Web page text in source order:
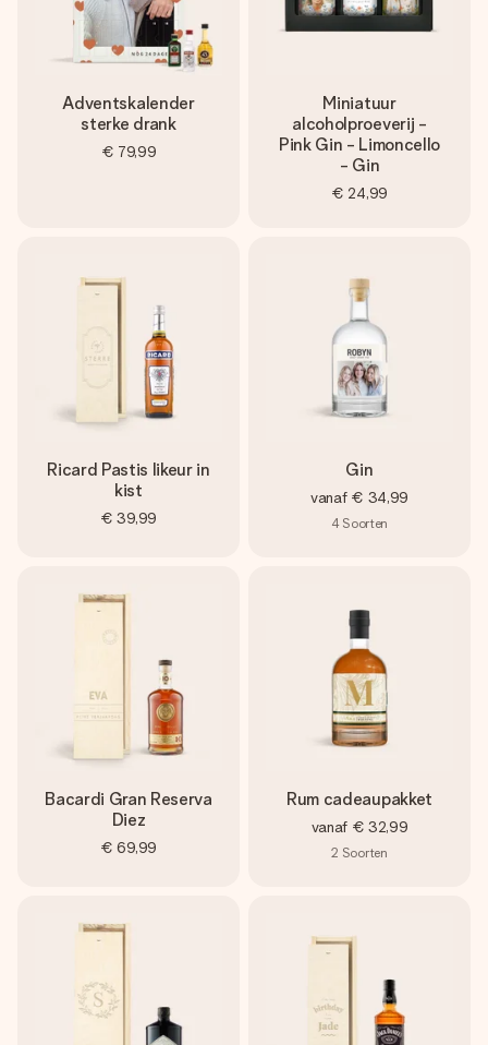
Adventskalender
sterke drank
€ 79,99
Miniatuur
alcoholproeverij -
Pink Gin - Limoncello
- Gin
€ 24,99
Ricard Pastis likeur in
kist
€ 39,99
Gin
vanaf € 34,99
4 Soorten
Bacardi Gran Reserva
Diez
€ 69,99
Rum cadeaupakket
vanaf € 32,99
2 Soorten